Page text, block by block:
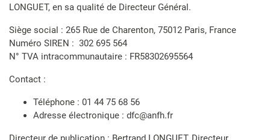
LONGUET, en sa qualité de Directeur Général.
Siège social : 265 Rue de Charenton, 75012 Paris, France
Numéro SIREN : 302 695 564
N° TVA intracommunautaire : FR58302695564
Contact :
Téléphone : 01 44 75 68 56
Adresse électronique : dfc@anfh.fr